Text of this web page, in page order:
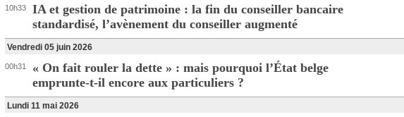
10h33
IA et gestion de patrimoine : la fin du conseiller bancaire
standardisé, l’avènement du conseiller augmenté
Vendredi 05 juin 2026
00h31
« On fait rouler la dette » : mais pourquoi l’État belge
emprunte-t-il encore aux particuliers ?
Lundi 11 mai 2026